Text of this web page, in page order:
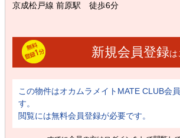
京成松戸線 前原駅 徒歩6分
新規会員登録は
この物件はオカムラメイトMATE CLUB会
す。
閲覧には無料会員登録が必要です。